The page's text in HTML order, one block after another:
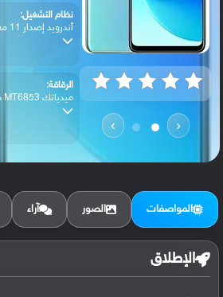
‹
›
نظام التشغيل:
أندرويد إصدار 11 مع واجهة مستخدم ColorOS...
الرقاقة:
ميدياتك MT6853 ديمينسيتي 800 يو فايف جي ...
الرام / التخزين:
المواصفات الصور آراء
الإطلاق